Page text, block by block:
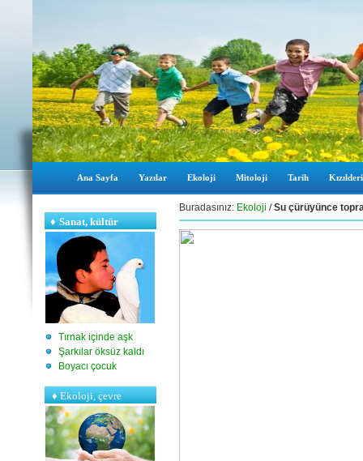
Ana Sayfa Yazılar Ekoloji Mitoloji Tarih
♦ Sanat, kültür
Tırnak içinde aşk
Şarkılar öksüz kaldı
Boyacı çocuk
♦Ekoloji, çevre
Buradasınız: Ekoloji /Su çürüyünce